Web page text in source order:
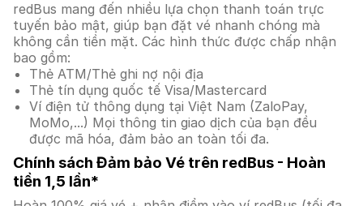
redBus mang đến nhiều lựa chọn thanh toán trực
tuyến bảo mật, giúp bạn đặt vé nhanh chóng mà
không cần tiền mặt. Các hình thức được chấp nhận
bao gồm:
Thẻ ATM/Thẻ ghi nợ nội địa
Thẻ tín dụng quốc tế Visa/Mastercard
Ví điện tử thông dụng tại Việt Nam (ZaloPay,
MoMo,...) Mọi thông tin giao dịch của bạn đều
được mã hóa, đảm bảo an toàn tối đa.
Chính sách Đảm bảo Vé trên redBus - Hoàn
tiền 1,5 lần*